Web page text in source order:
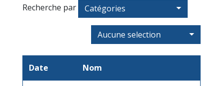
Recherche par Catégories
Aucune selection
Date Nom